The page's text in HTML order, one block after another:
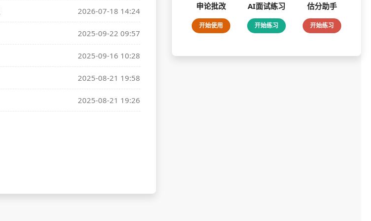
2026-07-18 14:24
2025-09-22 09:57
2025-09-16 10:28
2025-08-21 19:58
2025-08-21 19:26
申论批改
开始使用
AI面试练习
开始练习
估分助手
开始练习